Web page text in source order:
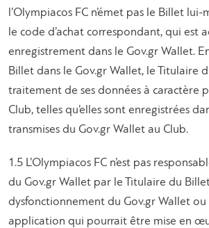
l’Olympiacos FC n’émet pas le Billet
le code d’achat correspondant, qui est
enregistrement dans le Gov.gr Wallet.
Billet dans le Gov.gr Wallet, le Titulaire
traitement de ses données à caractère
Club, telles qu’elles sont enregistrées
transmises du Gov.gr Wallet au Club.
1.5 L’Olympiacos FC n’est pas
du Gov.gr Wallet par le Titulaire du
dysfonctionnement du Gov.gr Wallet
application qui pourrait être mise en